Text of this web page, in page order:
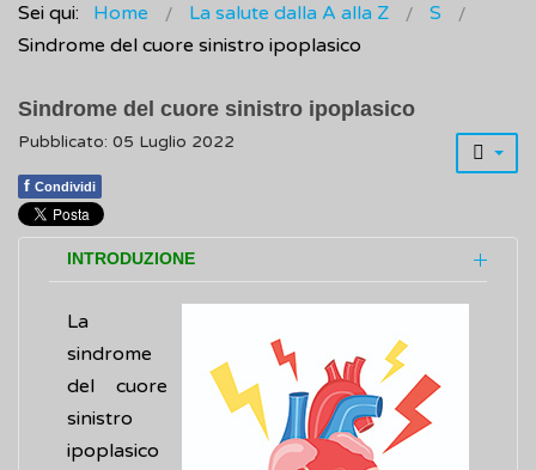
Sei qui: Home La salute dalla A alla Z
S
Sindrome del cuore sinistro ipoplasico
Sindrome del cuore sinistro ipoplasico
Pubblicato: 05 Luglio 2022
f Condividi
INTRODUZIONE
La
sindrome
del cuore
sinistro
ipoplasico